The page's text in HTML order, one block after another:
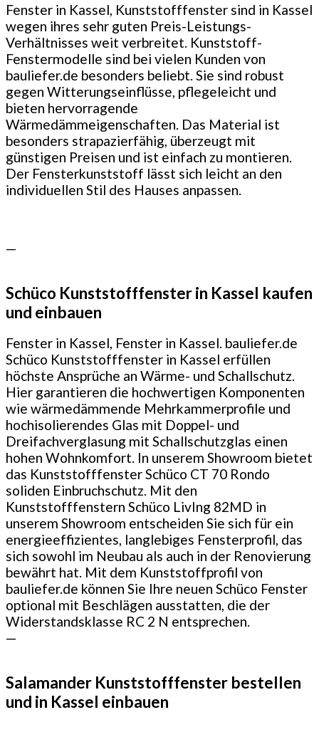
Fenster in Kassel, Kunststofffenster sind in Kassel
wegen ihres sehr guten Preis-Leistungs-
Verhältnisses weit verbreitet. Kunststoff-
Fenstermodelle sind bei vielen Kunden von
bauliefer.de besonders beliebt. Sie sind robust
gegen Witterungseinflüsse, pflegeleicht und
bieten hervorragende
Wärmedämmeigenschaften. Das Material ist
besonders strapazierfähig, überzeugt mit
günstigen Preisen und ist einfach zu montieren.
Der Fensterkunststoff lässt sich leicht an den
individuellen Stil des Hauses anpassen.
—
Schüco Kunststofffenster in Kassel kaufen
und einbauen
Fenster in Kassel, Fenster in Kassel. bauliefer.de
Schüco Kunststofffenster in Kassel erfüllen
höchste Ansprüche an Wärme- und Schallschutz.
Hier garantieren die hochwertigen Komponenten
wie wärmedämmende Mehrkammerprofile und
hochisolierendes Glas mit Doppel- und
Dreifachverglasung mit Schallschutzglas einen
hohen Wohnkomfort. In unserem Showroom bietet
das Kunststofffenster Schüco CT 70 Rondo
soliden Einbruchschutz. Mit den
Kunststofffenstern Schüco LivIng 82MD in
unserem Showroom entscheiden Sie sich für ein
energieeffizientes, langlebiges Fensterprofil, das
sich sowohl im Neubau als auch in der Renovierung
bewährt hat. Mit dem Kunststoffprofil von
bauliefer.de können Sie Ihre neuen Schüco Fenster
optional mit Beschlägen ausstatten, die der
Widerstandsklasse RC 2 N entsprechen.
—
Salamander Kunststofffenster bestellen
und in Kassel einbauen